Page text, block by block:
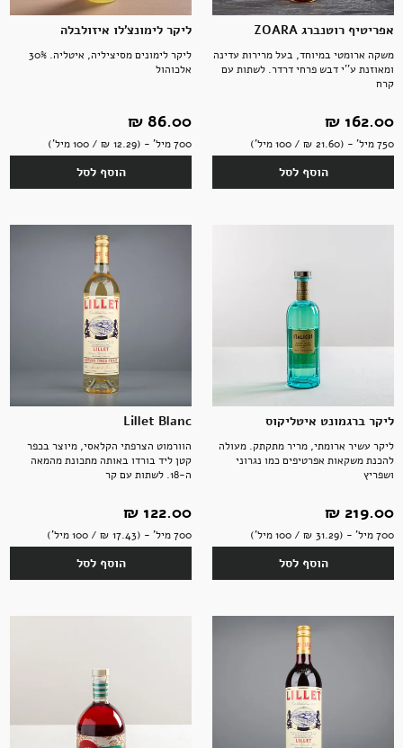
אפריטיף רוטנברג ZOARA
משקה ארומטי במיוחד, בעל מרירות עדינה
ומאוזנת ע''י דבש פרחי דרדר. לשתות עם
קרח
162.00 ‏₪
750 מיל' - (21.60 ‏₪ / 100 מיל')
הוסף לסל
ליקר לימונצ'לו איזולבלה
ליקר לימונים מסיציליה, איטליה. 30%
אלכוהול
86.00 ‏₪
700 מיל' - (12.29 ‏₪ / 100 מיל')
הוסף לסל
ליקר ברגמונט איטליקוס
ליקר עשיר ארומתי, מריר מתקתק. מעולה
להכנת משקאות אפרטיפים כמו נגרוני
ושפריץ
219.00 ‏₪
700 מיל' - (31.29 ‏₪ / 100 מיל')
הוסף לסל
Lillet Blanc
הוורמוט הצרפתי הקלאסי, מיוצר בכפר
קטן ליד בורדו באותה מתכונת מהמאה
ה-18. לשתות עם קר
122.00 ‏₪
700 מיל' - (17.43 ‏₪ / 100 מיל')
הוסף לסל